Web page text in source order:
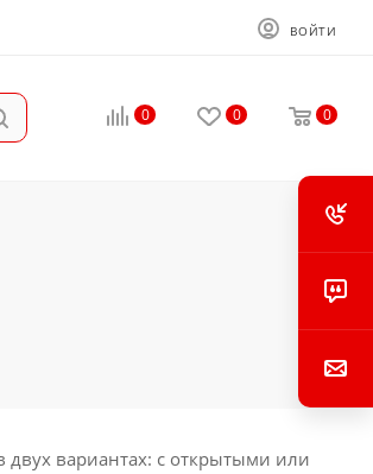
ВОЙТИ
0 0 0
вариантах: с открытыми или